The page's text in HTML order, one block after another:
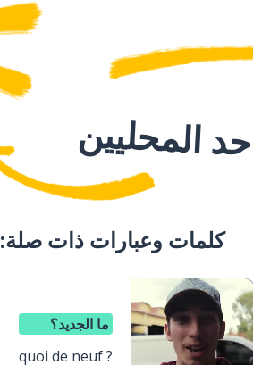
المحليين
كلمات وعبارات ذات صلة:
ما الجديد؟
quoi de neuf ?